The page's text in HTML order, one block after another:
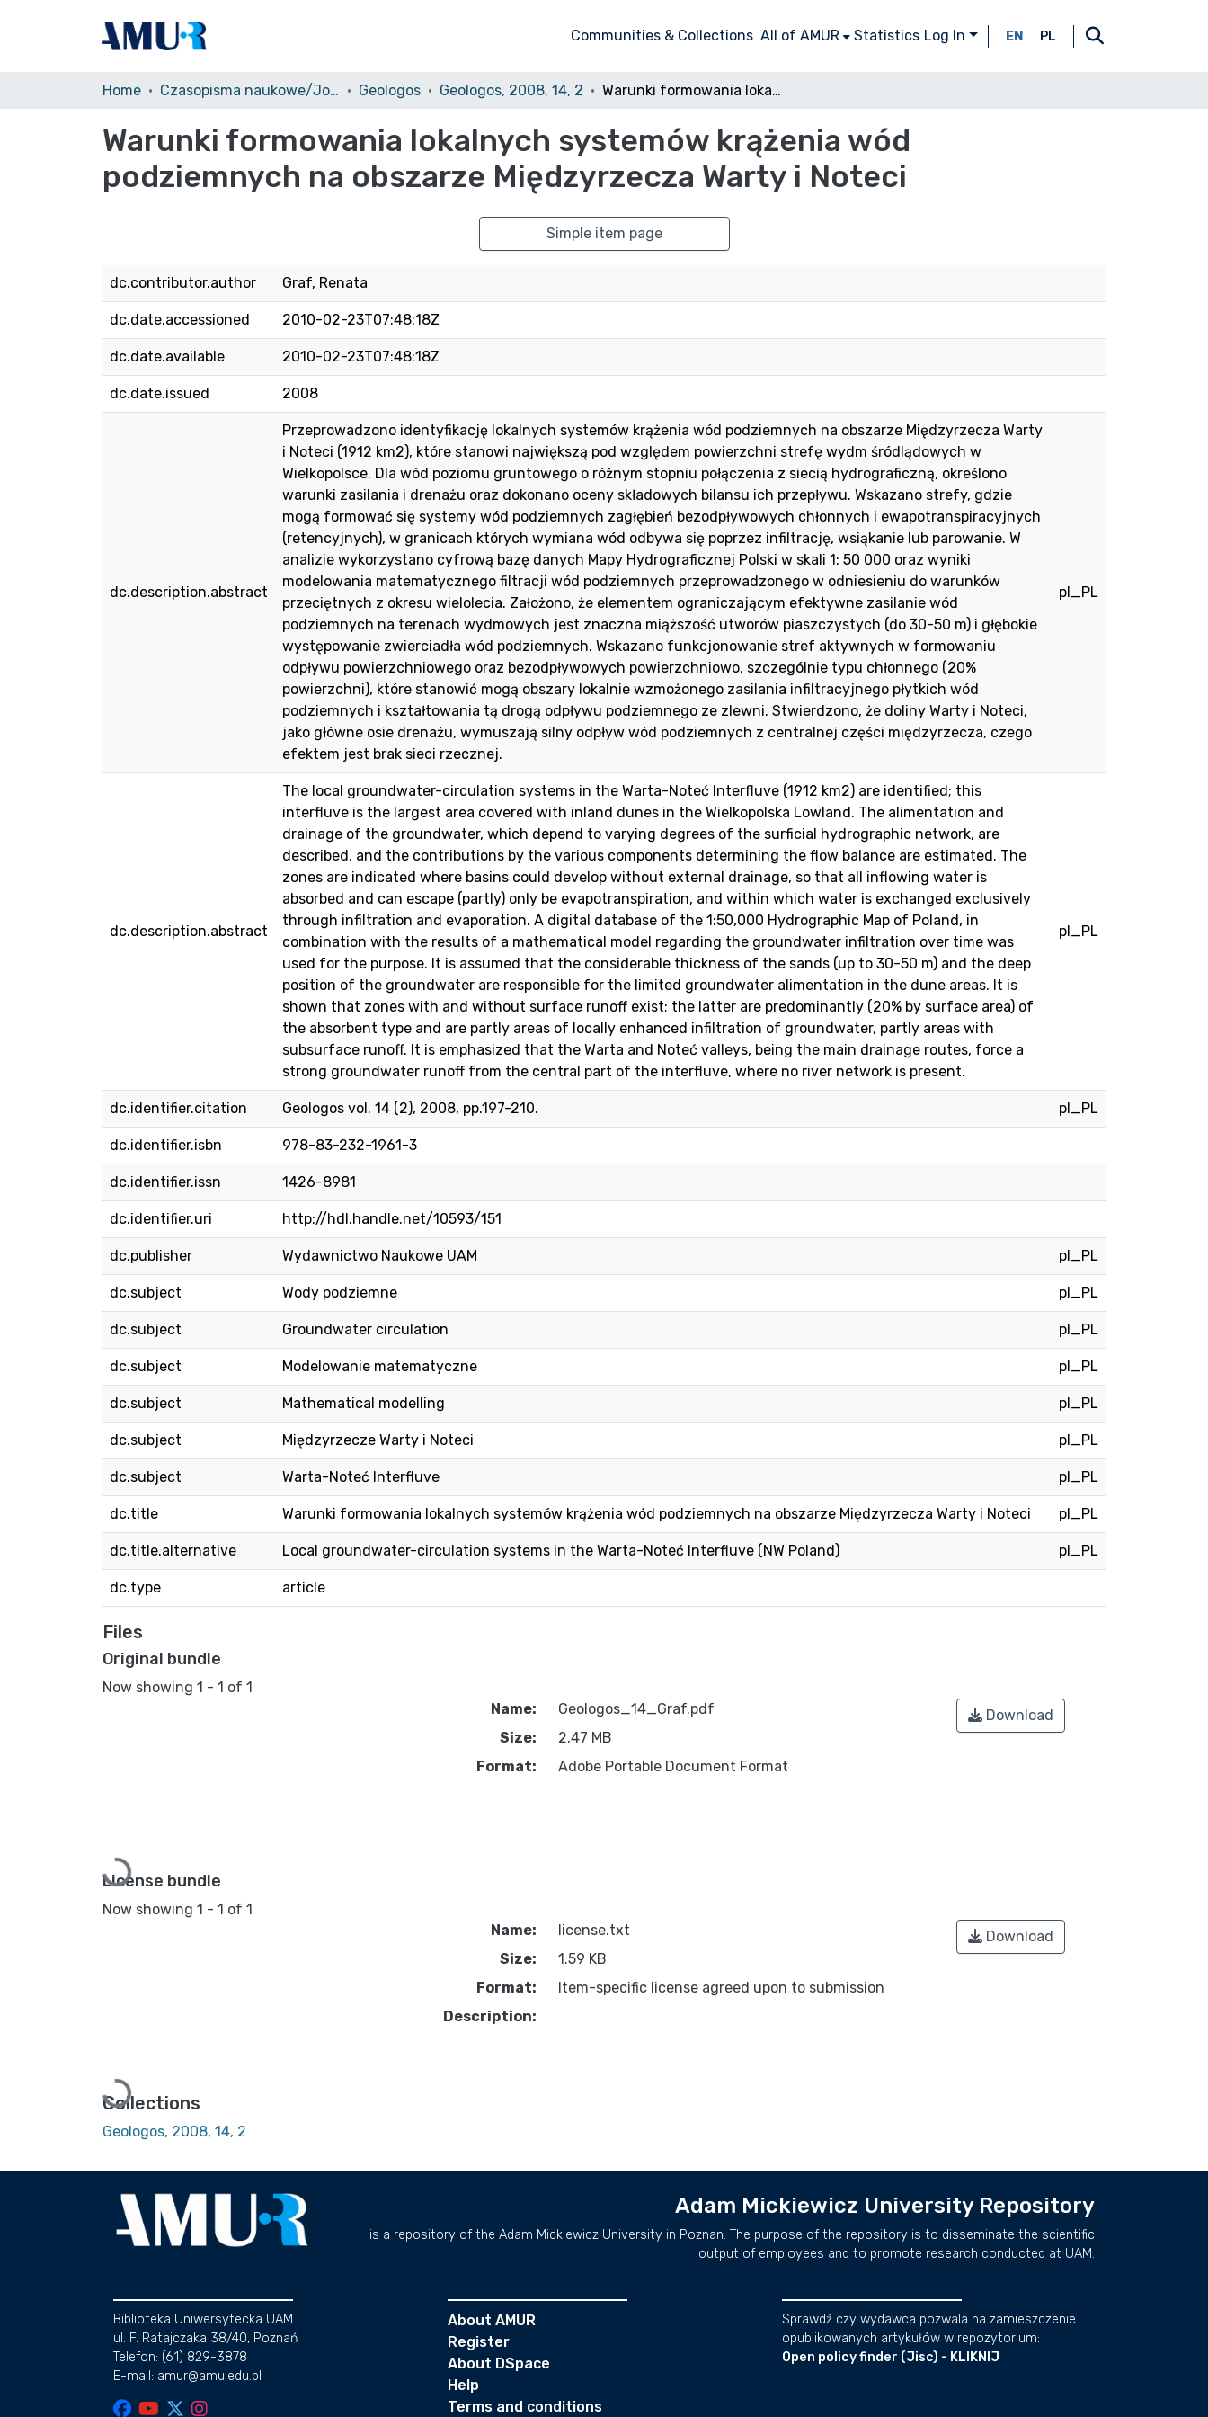
Communities & Collections All of AMUR Statistics Log In EN PL
Home Czasopisma naukowe/Journals Geologos Geologos, 2008, 14, 2 Warunki formowania lokalnych systemów krążenia wód podziemnych na obszarze Międzyrzecza Warty i Noteci
Warunki formowania lokalnych systemów krążenia wód
podziemnych na obszarze Międzyrzecza Warty i Noteci
Simple item page
dc.contributor.author Graf, Renata
dc.date.accessioned 2010-02-23T07:48:18Z
dc.date.available 2010-02-23T07:48:18Z
dc.date.issued 2008
dc.description.abstract
Przeprowadzono identyfikację lokalnych systemów krążenia wód podziemnych na obszarze Międzyrzecza Warty
i Noteci (1912 km2), które stanowi największą pod względem powierzchni strefę wydm śródlądowych w
Wielkopolsce. Dla wód poziomu gruntowego o różnym stopniu połączenia z siecią hydrograficzną, określono
warunki zasilania i drenażu oraz dokonano oceny składowych bilansu ich przepływu. Wskazano strefy, gdzie
mogą formować się systemy wód podziemnych zagłębień bezodpływowych chłonnych i ewapotranspiracyjnych
(retencyjnych), w granicach których wymiana wód odbywa się poprzez infiltrację, wsiąkanie lub parowanie. W
analizie wykorzystano cyfrową bazę danych Mapy Hydrograficznej Polski w skali 1: 50 000 oraz wyniki
modelowania matematycznego filtracji wód podziemnych przeprowadzonego w odniesieniu do warunków
przeciętnych z okresu wielolecia. Założono, że elementem ograniczającym efektywne zasilanie wód
podziemnych na terenach wydmowych jest znaczna miąższość utworów piaszczystych (do 30-50 m) i głębokie
występowanie zwierciadła wód podziemnych. Wskazano funkcjonowanie stref aktywnych w formowaniu
odpływu powierzchniowego oraz bezodpływowych powierzchniowo, szczególnie typu chłonnego (20%
powierzchni), które stanowić mogą obszary lokalnie wzmożonego zasilania infiltracyjnego płytkich wód
podziemnych i kształtowania tą drogą odpływu podziemnego ze zlewni. Stwierdzono, że doliny Warty i Noteci,
jako główne osie drenażu, wymuszają silny odpływ wód podziemnych z centralnej części międzyrzecza, czego
efektem jest brak sieci rzecznej.
pl_PL
dc.description.abstract
The local groundwater-circulation systems in the Warta-Noteć Interfluve (1912 km2) are identified; this
interfluve is the largest area covered with inland dunes in the Wielkopolska Lowland. The alimentation and
drainage of the groundwater, which depend to varying degrees of the surficial hydrographic network, are
described, and the contributions by the various components determining the flow balance are estimated. The
zones are indicated where basins could develop without external drainage, so that all inflowing water is
absorbed and can escape (partly) only be evapotranspiration, and within which water is exchanged exclusively
through infiltration and evaporation. A digital database of the 1:50,000 Hydrographic Map of Poland, in
combination with the results of a mathematical model regarding the groundwater infiltration over time was
used for the purpose. It is assumed that the considerable thickness of the sands (up to 30-50 m) and the deep
position of the groundwater are responsible for the limited groundwater alimentation in the dune areas. It is
shown that zones with and without surface runoff exist; the latter are predominantly (20% by surface area) of
the absorbent type and are partly areas of locally enhanced infiltration of groundwater, partly areas with
subsurface runoff. It is emphasized that the Warta and Noteć valleys, being the main drainage routes, force a
strong groundwater runoff from the central part of the interfluve, where no river network is present.
pl_PL
dc.identifier.citation Geologos vol. 14 (2), 2008, pp.197-210. pl_PL
dc.identifier.isbn 978-83-232-1961-3
dc.identifier.issn 1426-8981
dc.identifier.uri http://hdl.handle.net/10593/151
dc.publisher Wydawnictwo Naukowe UAM pl_PL
dc.subject Wody podziemne pl_PL
dc.subject Groundwater circulation pl_PL
dc.subject Modelowanie matematyczne pl_PL
dc.subject Mathematical modelling pl_PL
dc.subject Międzyrzecze Warty i Noteci pl_PL
dc.subject Warta-Noteć Interfluve pl_PL
dc.title Warunki formowania lokalnych systemów krążenia wód podziemnych na obszarze Międzyrzecza Warty i Noteci pl_PL
dc.title.alternative Local groundwater-circulation systems in the Warta-Noteć Interfluve (NW Poland) pl_PL
dc.type article
Files
Original bundle
Now showing 1 - 1 of 1
Loading...
Name:
Geologos_14_Graf.pdf
Size:
2.47 MB
Format:
Adobe Portable Document Format
Download
License bundle
Now showing 1 - 1 of 1
Loading...
Name:
license.txt
Size:
1.59 KB
Format:
Item-specific license agreed upon to submission
Description:
Download
Collections
Geologos, 2008, 14, 2
Adam Mickiewicz University Repository
is a repository of the Adam Mickiewicz University in Poznan. The purpose of the repository is to disseminate the scientific
output of employees and to promote research conducted at UAM.
Biblioteka Uniwersytecka UAM
ul. F. Ratajczaka 38/40, Poznań
Telefon: (61) 829-3878
E-mail: amur@amu.edu.pl
About AMUR
Register
About DSpace
Help
Terms and conditions
Sprawdź czy wydawca pozwala na zamieszczenie
opublikowanych artykułów w repozytorium:
Open policy finder (Jisc) - KLIKNIJ